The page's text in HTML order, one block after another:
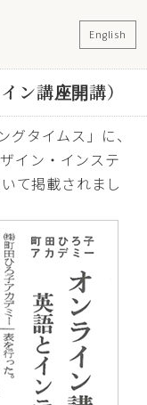
English
ン講座開講）
タイムス」に、
イン・インステ
て掲載されまし